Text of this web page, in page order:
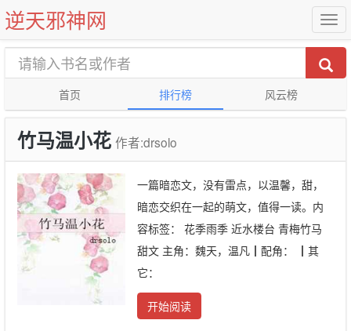
逆天邪神网
首页 排行榜 风云榜
竹马温小花 作者:drsolo
一篇暗恋文，没有雷点，以温馨，甜，
暗恋交织在一起的萌文，值得一读。内
容标签： 花季雨季 近水楼台 青梅竹马
甜文 主角：魏天，温凡┃配角： ┃其
它：
开始阅读